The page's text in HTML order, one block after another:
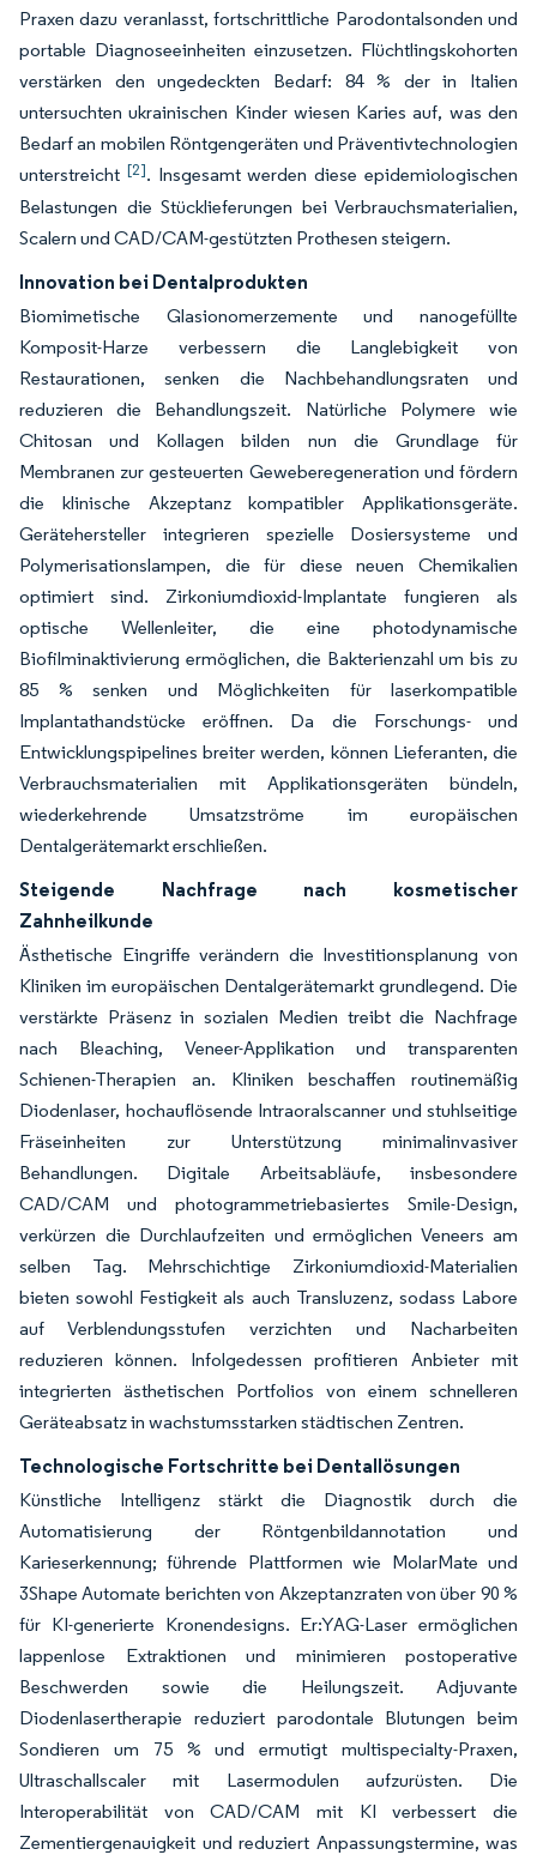
Praxen dazu veranlasst, fortschrittliche Parodontalsonden und
portable Diagnoseeinheiten einzusetzen. Flüchtlingskohorten
verstärken den ungedeckten Bedarf: 84 % der in Italien
untersuchten ukrainischen Kinder wiesen Karies auf, was den
Bedarf an mobilen Röntgengeräten und Präventivtechnologien
unterstreicht [2]. Insgesamt werden diese epidemiologischen
Belastungen die Stücklieferungen bei Verbrauchsmaterialien,
Scalern und CAD/CAM-gestützten Prothesen steigern.
Innovation bei Dentalprodukten
Biomimetische Glasionomerzemente und nanogefüllte
Komposit-Harze verbessern die Langlebigkeit von
Restaurationen, senken die Nachbehandlungsraten und
reduzieren die Behandlungszeit. Natürliche Polymere wie
Chitosan und Kollagen bilden nun die Grundlage für
Membranen zur gesteuerten Geweberegeneration und fördern
die klinische Akzeptanz kompatibler Applikationsgeräte.
Gerätehersteller integrieren spezielle Dosiersysteme und
Polymerisationslampen, die für diese neuen Chemikalien
optimiert sind. Zirkoniumdioxid-Implantate fungieren als
optische Wellenleiter, die eine photodynamische
Biofilminaktivierung ermöglichen, die Bakterienzahl um bis zu
85 % senken und Möglichkeiten für laserkompatible
Implantathandstücke eröffnen. Da die Forschungs- und
Entwicklungspipelines breiter werden, können Lieferanten, die
Verbrauchsmaterialien mit Applikationsgeräten bündeln,
wiederkehrende Umsatzströme im europäischen
Dentalgerätemarkt erschließen.
Steigende Nachfrage nach kosmetischer
Zahnheilkunde
Ästhetische Eingriffe verändern die Investitionsplanung von
Kliniken im europäischen Dentalgerätemarkt grundlegend. Die
verstärkte Präsenz in sozialen Medien treibt die Nachfrage
nach Bleaching, Veneer-Applikation und transparenten
Schienen-Therapien an. Kliniken beschaffen routinemäßig
Diodenlaser, hochauflösende Intraoralscanner und stuhlseitige
Fräseinheiten zur Unterstützung minimalinvasiver
Behandlungen. Digitale Arbeitsabläufe, insbesondere
CAD/CAM und photogrammetriebasiertes Smile-Design,
verkürzen die Durchlaufzeiten und ermöglichen Veneers am
selben Tag. Mehrschichtige Zirkoniumdioxid-Materialien
bieten sowohl Festigkeit als auch Transluzenz, sodass Labore
auf Verblendungsstufen verzichten und Nacharbeiten
reduzieren können. Infolgedessen profitieren Anbieter mit
integrierten ästhetischen Portfolios von einem schnelleren
Geräteabsatz in wachstumsstarken städtischen Zentren.
Technologische Fortschritte bei Dentallösungen
Künstliche Intelligenz stärkt die Diagnostik durch die
Automatisierung der Röntgenbildannotation und
Karieserkennung; führende Plattformen wie MolarMate und
3Shape Automate berichten von Akzeptanzraten von über 90 %
für KI-generierte Kronendesigns. Er:YAG-Laser ermöglichen
lappenlose Extraktionen und minimieren postoperative
Beschwerden sowie die Heilungszeit. Adjuvante
Diodenlasertherapie reduziert parodontale Blutungen beim
Sondieren um 75 % und ermutigt multispecialty-Praxen,
Ultraschallscaler mit Lasermodulen aufzurüsten. Die
Interoperabilität von CAD/CAM mit KI verbessert die
Zementiergenauigkeit und reduziert Anpassungstermine, was